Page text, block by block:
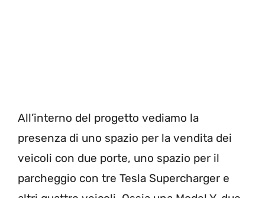
All’interno del progetto vediamo la
presenza di uno spazio per la vendita dei
veicoli con due porte, uno spazio per il
parcheggio con tre Tesla Supercharger e